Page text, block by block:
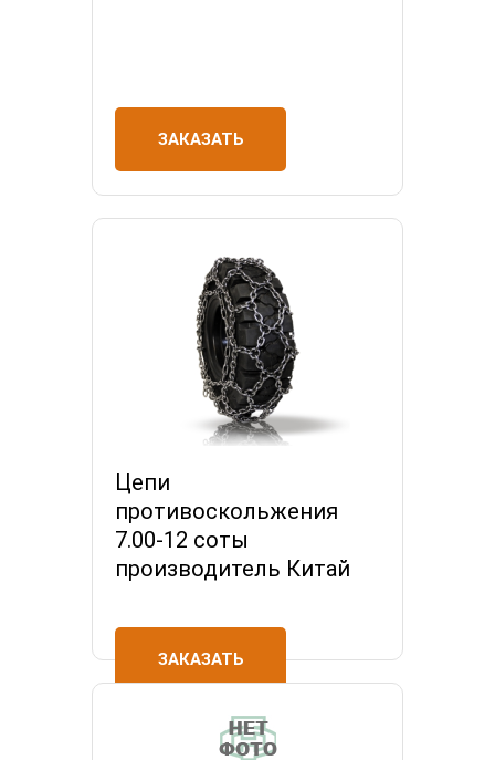
ЗАКАЗАТЬ
Цепи
противоскольжения
7.00-12 соты
производитель Китай
ЗАКАЗАТЬ